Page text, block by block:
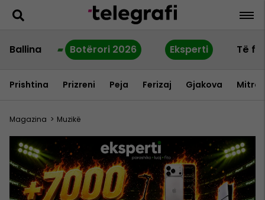
Ballina Botërori 2026 Eksperti Të
Prishtina Prizreni Peja Ferizaj Gjakova
Magazina > Muzikë